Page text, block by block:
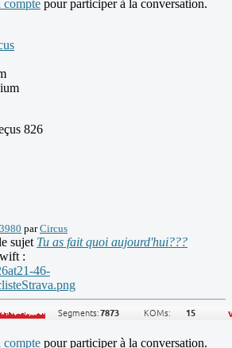
compte pour participer à la conversation.
826
parCircus
sujet Tu as fait quoi aujourd'hui???
:
compte pour participer à la conversation.